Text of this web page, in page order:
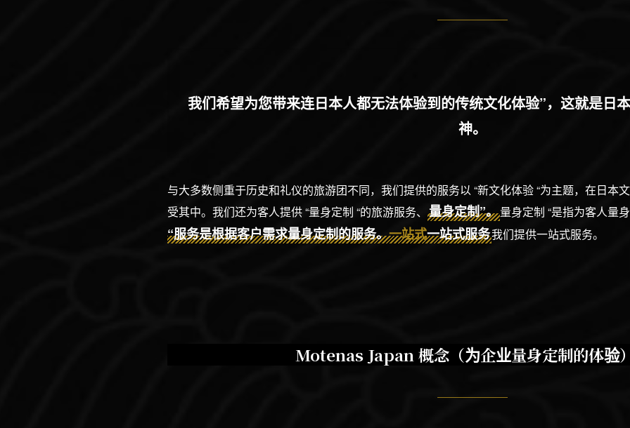
我们希望为您带来连日本人都无法体验到的传统文化体验”，这就是日
神。
与大多数侧重于历史和礼仪的旅游团不同，我们提供的服务以 “新文化体验 “为主题，在日本
受其中。我们还为客人提供 “量身定制 “的旅游服务、 量身定制”。量身定制 “是指为客人量
“服务是根据客户需求量身定制的服务。一站式一站式服务我们提供一站式服务。
Motenas Japan 概念（为企业量身定制的体验